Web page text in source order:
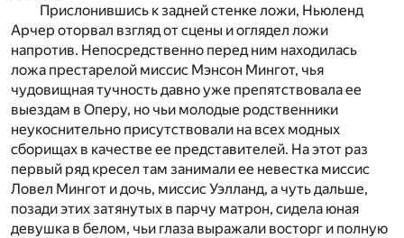
Прислонившись к задней стенке ложи, Ньюленд
Арчер оторвал взгляд от сцены и оглядел ложи
напротив. Непосредственно перед ним находилась
ложа престарелой миссис Мэнсон Мингот, чья
чудовищная тучность давно уже препятствовала ее
выездам в Оперу, но чьи молодые родственники
неукоснительно присутствовали на всех модных
сборищах в качестве ее представителей. На этот раз
первый ряд кресел там занимали ее невестка миссис
Ловел Мингот и дочь, миссис Уэлланд, а чуть дальше,
позади этих затянутых в парчу матрон, сидела юная
девушка в белом, чьи глаза выражали восторг и полную